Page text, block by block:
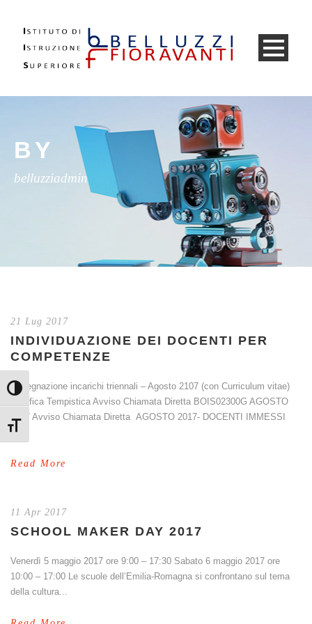
Attiva/disattiva alto contrasto
Attiva/disattiva dimensione testo
BY
belluzziadmin
21 Lug 2017
INDIVIDUAZIONE DEI DOCENTI PER
COMPETENZE
Assegnazione incarichi triennali – Agosto 2107 (con Curriculum vitae)
Rettifica Tempistica Avviso Chiamata Diretta BOIS02300G AGOSTO
2017 Avviso Chiamata Diretta AGOSTO 2017- DOCENTI IMMESSI
IN...
Read More
11 Apr 2017
SCHOOL MAKER DAY 2017
Venerdì 5 maggio 2017 ore 9:00 – 17:30 Sabato 6 maggio 2017 ore
10:00 – 17:00 Le scuole dell’Emilia-Romagna si confrontano sul tema
della cultura...